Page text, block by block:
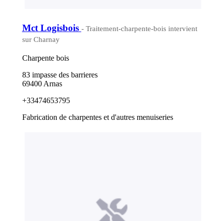
Mct Logisbois - Traitement-charpente-bois intervient
sur Charnay
Charpente bois
83 impasse des barrieres
69400 Arnas
+33474653795
Fabrication de charpentes et d'autres menuiseries